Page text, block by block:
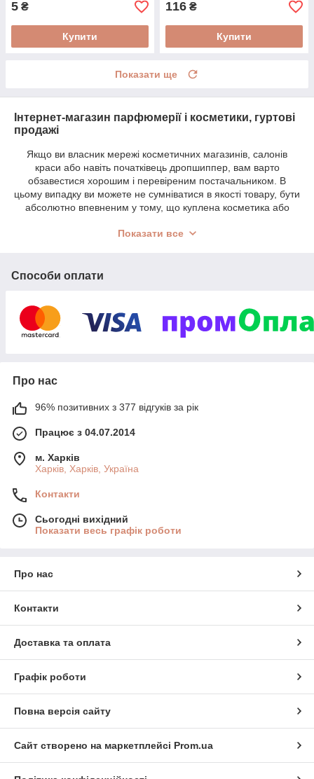
5 ₴
Купити
116 ₴
Купити
Показати ще
Інтернет-магазин парфюмерії і косметики, гуртові
продажі
Якщо ви власник мережі косметичних магазинів, салонів
краси або навіть початківець дропшиппер, вам варто
обзавестися хорошим і перевіреним постачальником. В
цьому випадку ви можете не сумніватися в якості товару, бути
абсолютно впевненим у тому, що куплена косметика або
принести вам бажаний дохід, порадувати ваших клієнтів
На сайті ви легко знайдете повний асортимент косметичної
преміум-брендів, а також більш дешеві варіанти, розраховані
на широку аудиторію.
У всі часи жінки охоче купують всілякі косметичні засоби.
Вони хочуть продовжити свою молодість, виглядати
привабливо. На це не прийнято жаліти гроші. Відповідно
косметичні магазини користуються постійною популярністю.
Єдиний у цьому випадку секрет успіху – пропонувати своїм
клієнтам гідний вибір якісних косметичних засобів, прийнятні
ціни на них. Обидва ці критерії будуть легко доступні вам,
Найбільш популярними категоріями товарів на нашому сайті
Помади, блиски для губ. Вони не тільки доглядають
за ніжною шкірою губ, насичуючи її вологою,
привабливості. Даними
дівчат
починають
продовжують аж
до самої
старості. Купити
помади оптом
нашому онлайн
Показати все
Способи оплати
Про нас
96% позитивних з 377 відгуків за рік
Працює з 04.07.2014
м. Харків
Харків, Харків, Україна
Контакти
Сьогодні вихідний
Показати весь графік роботи
Про нас
Контакти
Доставка та оплата
Графік роботи
Повна версія сайту
Сайт створено на маркетплейсі Prom.ua